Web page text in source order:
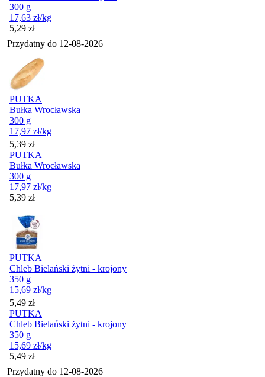
300 g
17,63 zł/kg
Cena
5,29 zł
Przydatny do 12-08-2026
PUTKA
Bułka Wrocławska
300 g
17,97 zł/kg
Cena
5,39 zł
PUTKA
Bułka Wrocławska
300 g
17,97 zł/kg
Cena
5,39 zł
PUTKA
Chleb Bielański żytni - krojony
350 g
15,69 zł/kg
Cena
5,49 zł
PUTKA
Chleb Bielański żytni - krojony
350 g
15,69 zł/kg
Cena
5,49 zł
Przydatny do 12-08-2026